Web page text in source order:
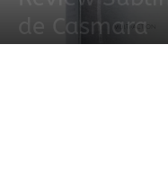
de Casmara